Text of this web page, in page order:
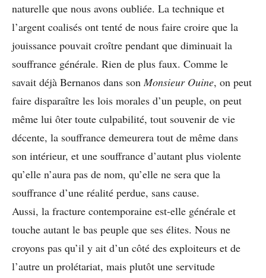
naturelle que nous avons oubliée. La technique et
l’argent coalisés ont tenté de nous faire croire que la
jouissance pouvait croître pendant que diminuait la
souffrance générale. Rien de plus faux. Comme le
savait déjà Bernanos dans son Monsieur Ouine, on peut
faire disparaître les lois morales d’un peuple, on peut
même lui ôter toute culpabilité, tout souvenir de vie
décente, la souffrance demeurera tout de même dans
son intérieur, et une souffrance d’autant plus violente
qu’elle n’aura pas de nom, qu’elle ne sera que la
souffrance d’une réalité perdue, sans cause.
Aussi, la fracture contemporaine est-elle générale et
touche autant le bas peuple que ses élites. Nous ne
croyons pas qu’il y ait d’un côté des exploiteurs et de
l’autre un prolétariat, mais plutôt une servitude